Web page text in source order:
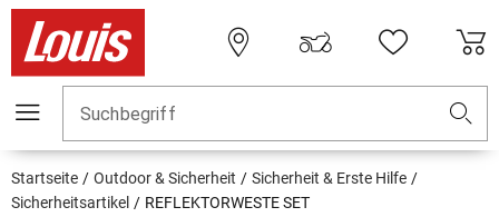
Suchbegriff
Startseite Outdoor & Sicherheit
Sicherheit & Erste Hilfe
Sicherheitsartikel
REFLEKTORWESTE SET